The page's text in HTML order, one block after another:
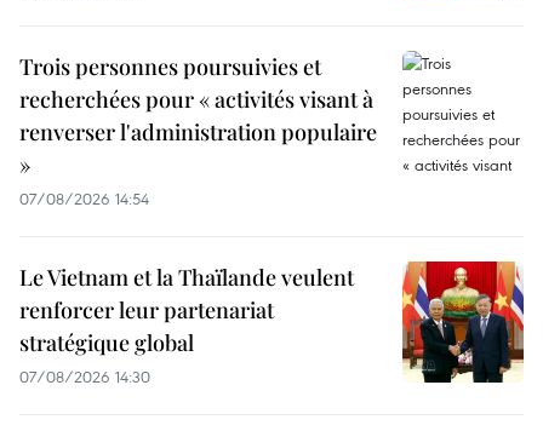
Trois personnes poursuivies et
recherchées pour « activités visant à
renverser l'administration populaire
»
07/08/2026 14:54
Le Vietnam et la Thaïlande veulent
renforcer leur partenariat
stratégique global
07/08/2026 14:30